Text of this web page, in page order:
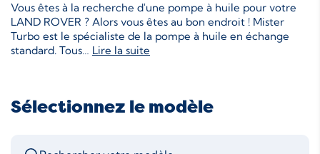
Vous êtes à la recherche d'une pompe à huile pour votre
LAND ROVER ? Alors vous êtes au bon endroit ! Mister
Turbo est le spécialiste de la pompe à huile en échange
standard. Tous… Lire la suite
Sélectionnez le modèle